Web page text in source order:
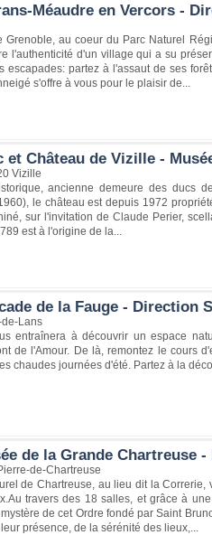
Méaudre en Vercors -
Grenoble, au coeur du Parc Naturel
l'authenticité d'un village qui a su
escapades: partez à l'assaut de ses
s'offre à vous pour le plaisir de...
et Château de Vizille -
Vizille
ancienne demeure des ducs
le château est depuis 1972
sur l'invitation de Claude Perier,
est à l'origine de la...
de la Fauge - Direction
Lans
entraînera à découvrir un espace
de l'Amour. De là, remontez le cours
chaudes journées d'été. Partez à la
de la Grande Chartreuse
de-Chartreuse
de Chartreuse, au lieu dit la
travers des 18 salles, et grâce à
de cet Ordre fondé par Saint
présence, de la sérénité des lieux,...